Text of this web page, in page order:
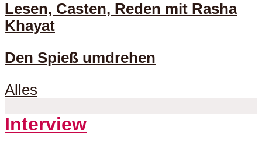
Lesen, Casten, Reden mit Rasha
Khayat
Den Spieß umdrehen
Alles
Interview